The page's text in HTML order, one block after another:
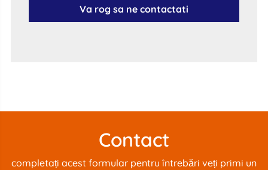
Va rog sa ne contactati
Contact
completați acest formular pentru întrebări veți primi un